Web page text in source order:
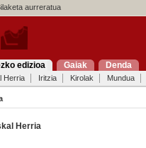
aurreratua
edizioa Gaiak Denda
Herria Iritzia Kirolak Mundua
Herria